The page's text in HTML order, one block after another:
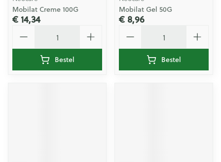
Mobilat Creme 100G
€ 14,34
Bestel
Mobilat Gel 50G
€ 8,96
Bestel